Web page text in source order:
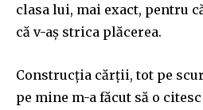
clasa lui, mai exact, pentru
că v-aș strica plăcerea.
Construcția cărții, tot pe
pe mine m-a făcut să o